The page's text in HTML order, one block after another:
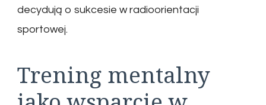
decydują o sukcesie w radioorientacji
sportowej.
Trening mentalny